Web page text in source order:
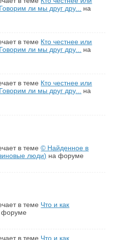
ли мы друг дру... на
в теме Кто честнее или
ли мы друг дру... на
в теме Кто честнее или
ли мы друг дру... на
в теме© Найденное в
люди) на форуме
в теме Что и как
форуме
в теме Что и как